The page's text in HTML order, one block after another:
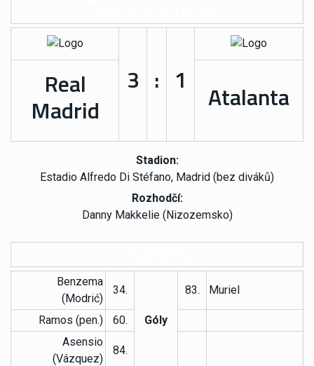
3 : 1
Real
Madrid Atalanta
Stadion:
Estadio Alfredo Di Stéfano, Madrid (bez diváků)
Rozhodčí:
Danny Makkelie (Nizozemsko)
Benzema
(Modrić)
34.
Góly
83. Muriel
Ramos (pen.)
60.
Asensio
(Vázquez)
84.